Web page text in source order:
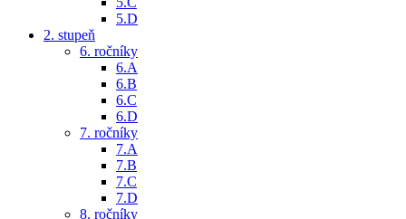
5.D
2. stupeň
6. ročníky
6.A
6.B
6.C
6.D
7. ročníky
7.A
7.B
7.C
7.D
8. ročníky